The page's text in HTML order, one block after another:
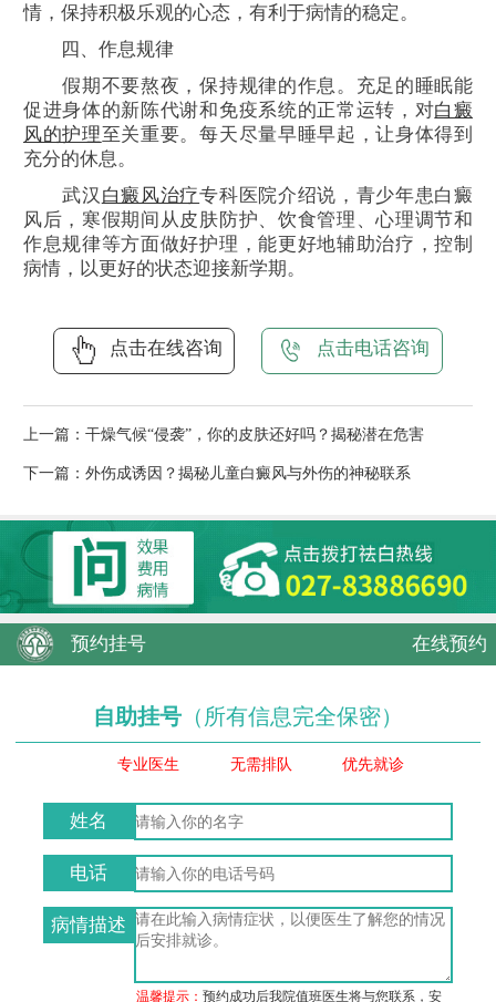
情，保持积极乐观的心态，有利于病情的稳定。
四、作息规律
假期不要熬夜，保持规律的作息。充足的睡眠能
促进身体的新陈代谢和免疫系统的正常运转，对白癜
风的护理至关重要。每天尽量早睡早起，让身体得到
充分的休息。
武汉 白癜风治疗专科医院介绍说，青少年患白癜
风后，寒假期间从皮肤防护、饮食管理、心理调节和
作息规律等方面做好护理，能更好地辅助治疗，控制
病情，以更好的状态迎接新学期。
点击在线咨询 点击电话咨询
上一篇： 干燥气候“侵袭”，你的皮肤还好吗？揭秘潜在危害
下一篇： 外伤成诱因？揭秘儿童白癜风与外伤的神秘联系
预约挂号 在线预约
自助挂号 （所有信息完全保密）
专业医生 无需排队 优先就诊
姓名
电话
病情描述
温馨提示：预约成功后我院值班医生将与您联系，安